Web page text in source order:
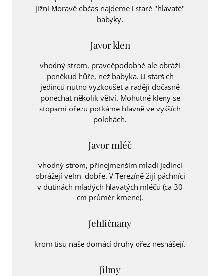
jižní Moravě občas najdeme i staré "hlavaté"
babyky.
Javor klen
vhodný strom, pravděpodobně ale obráží
poněkud hůře, než babyka. U starších
jedinců nutno vyzkoušet a raději dočasně
ponechat několik větví. Mohutné kleny se
stopami ořezu potkáme hlavně ve vyšších
polohách.
Javor mléč
vhodný strom, přinejmenším mladí jedinci
obrážejí velmi dobře. V Terezíně žijí páchníci
v dutinách mladých hlavatých mléčů (ca 30
cm průměr kmene).
Jehličnany
krom tisu naše domácí druhy ořez nesnášejí.
Jilmy